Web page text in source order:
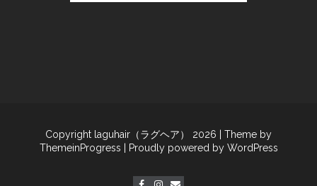
Copyright laguhair（ラグヘア） 2026
| Theme by
ThemeinProgress
| Proudly powered by WordPress